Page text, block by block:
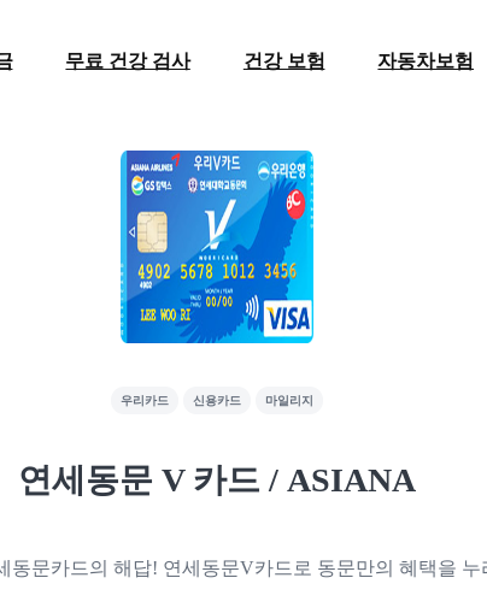
무료 건강 검사 건강 보험 자동차보험
우리카드 신용카드 마일리지
연세동문 V 카드 / ASIANA
동문카드의 해답! 연세동문V카드로 동문만의 혜택을 누